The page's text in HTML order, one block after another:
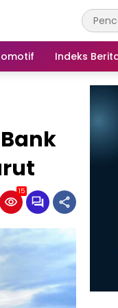
Indeks
15